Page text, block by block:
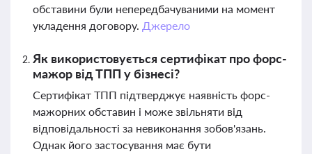
обставини були непередбачуваними на момент
укладення договору. Джерело
Як використовується сертифікат про форс-
мажор від ТПП у бізнесі?
Сертифікат ТПП підтверджує наявність форс-
мажорних обставин і може звільняти від
відповідальності за невиконання зобов'язань.
Однак його застосування має бути